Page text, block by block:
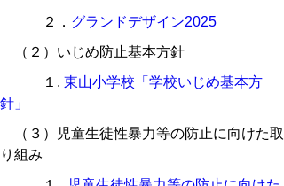
２． グランドデザイン2025
（２）いじめ防止基本方針
１. 東山小学校「学校いじめ基本方
針」
（３）児童生徒性暴力等の防止に向けた取
り組み